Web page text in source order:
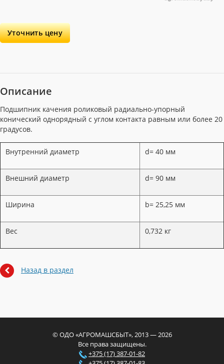
Уточнить цену
Описание
Подшипник качения роликовый радиально-упорный
конический однорядный с углом контакта равным или более 20
градусов.
Внутренний диаметр d= 40 мм
Внешний диаметр d= 90 мм
Ширина b= 25,25 мм
Вес 0,732 кг
Назад в раздел
© ОДО «АГРОМАШСБЫТ», 2013 — 2026
Все права защищены.
+375 (17) 387-01-82